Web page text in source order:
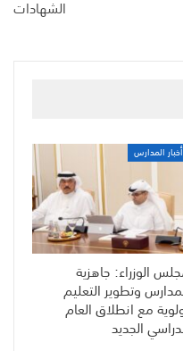
الشهادات
أخبار المدارس
الوزراء: جاهزية
وتطوير التعليم
مع انطلاق العام
الجديد